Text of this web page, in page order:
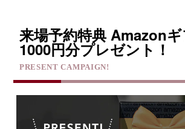
来場予約特典 Amazon
1000円分プレゼント！
PRESENT CAMPAIGN!